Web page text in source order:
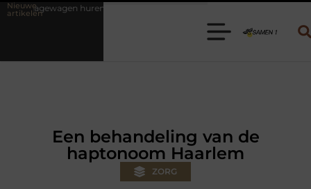
Nieuwe
artikelen
huren? Kies de juiste aanhanger voor jouw klus
Een behandeling van de
haptonoom Haarlem
ZORG